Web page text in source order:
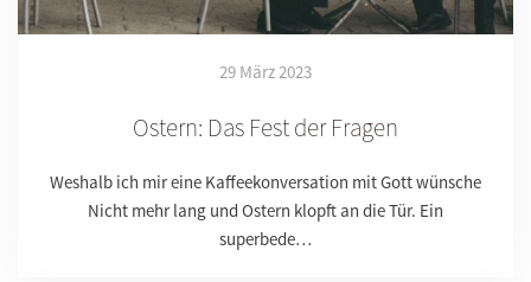
29 März 2023
Ostern: Das Fest der Fragen
Weshalb ich mir eine Kaffeekonversation mit Gott wünsche
Nicht mehr lang und Ostern klopft an die Tür. Ein
superbede…